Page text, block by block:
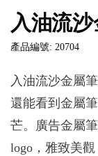
入油流
產品編號: 20704
入油流沙金屬
還能看到金屬
芒。廣告金屬
logo，雅致美